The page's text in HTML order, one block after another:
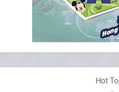
Hot